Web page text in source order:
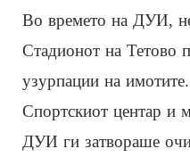
Во времето на ДУИ,
Стадионот на Тетово
узурпации на
Спортскиот центар и
ДУИ ги затвораше